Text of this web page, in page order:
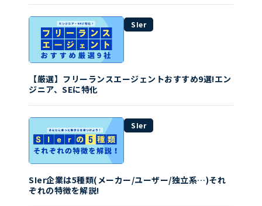
SIer
【厳選】フリーランスエージェントおすすめ9選!エン
ジニア、SEに特化
SIer
SIer企業は5種類(メーカー/ユーザー/独立系…)それ
ぞれの特徴を解説!